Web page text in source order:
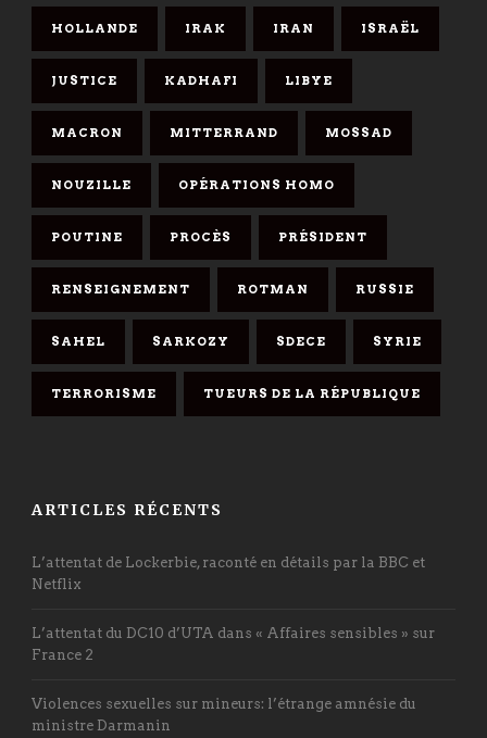
HOLLANDE IRAK IRAN ISRAËL
JUSTICE KADHAFI LIBYE
MACRON MITTERRAND MOSSAD
NOUZILLE OPÉRATIONS HOMO
POUTINE PROCÈS PRÉSIDENT
RENSEIGNEMENT ROTMAN RUSSIE
SAHEL SARKOZY SDECE SYRIE
TERRORISME TUEURS DE LA RÉPUBLIQUE
ARTICLES RÉCENTS
L’attentat de Lockerbie, raconté en détails par la BBC et
Netflix
L’attentat du DC10 d’UTA dans « Affaires sensibles » sur
France 2
Violences sexuelles sur mineurs: l’étrange amnésie du
ministre Darmanin